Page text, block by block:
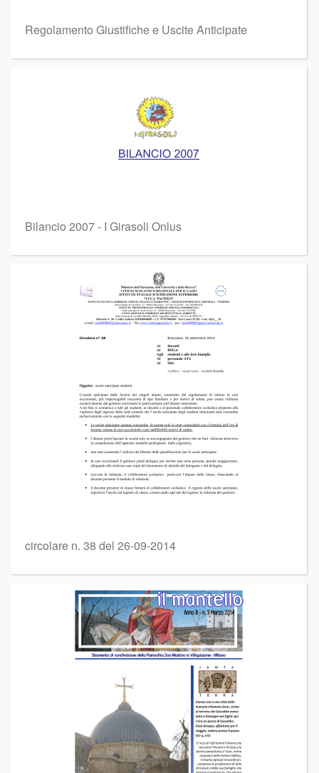
Regolamento Giustifiche e Uscite Anticipate
Bilancio 2007 - I Girasoli Onlus
circolare n. 38 del 26-09-2014